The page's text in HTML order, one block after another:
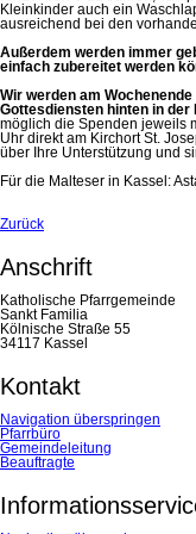
Kleinkinder auch ein
ausreichend bei den
Außerdem werden immer
einfach zubereitet werden
Wir werden am
Gottesdiensten hinten in
möglich die Spenden jeweils
Uhr direkt am Kirchort St.
über Ihre Unterstützung und
Für die Malteser in Kassel:
Zurück
Anschrift
Katholische Pfarrgemeinde
Sankt Familia
Kölnische Straße 55
34117 Kassel
Kontakt
Navigation überspringen
Pfarrbüro
Gemeindeleitung
Beauftragte